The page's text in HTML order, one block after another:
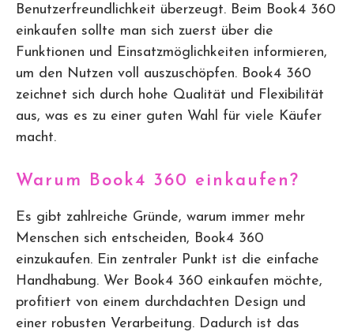
Benutzerfreundlichkeit überzeugt. Beim Book4 360
einkaufen sollte man sich zuerst über die
Funktionen und Einsatzmöglichkeiten informieren,
um den Nutzen voll auszuschöpfen. Book4 360
zeichnet sich durch hohe Qualität und Flexibilität
aus, was es zu einer guten Wahl für viele Käufer
macht.
Warum Book4 360 einkaufen?
Es gibt zahlreiche Gründe, warum immer mehr
Menschen sich entscheiden, Book4 360
einzukaufen. Ein zentraler Punkt ist die einfache
Handhabung. Wer Book4 360 einkaufen möchte,
profitiert von einem durchdachten Design und
einer robusten Verarbeitung. Dadurch ist das